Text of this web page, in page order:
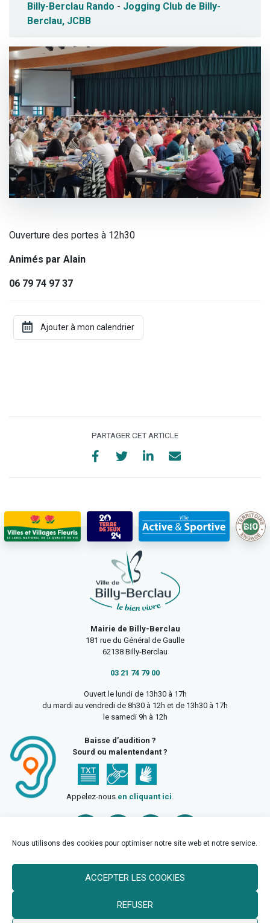
Nous utilisons des cookies pour optimiser notre site web et notre service.
ACCEPTER LES COOKIES
REFUSER
Billy-Berclau Rando - Jogging Club de Billy-
Berclau, JCBB
Ouverture des portes à 12h30
Animés par Alain
06 79 74 97 37
PARTAGER CET ARTICLE
Mairie de Billy-Berclau
181 rue du Général de Gaulle
62138 Billy-Berclau
03 21 74 79 00
Ouvert le lundi de 13h30 à 17h
du mardi au vendredi de 8h30 à 12h et de 13h30 à 17h
le samedi 9h à 12h
Baisse d’audition ?
Sourd ou malentendant ?
Appelez-nous en cliquant ici.